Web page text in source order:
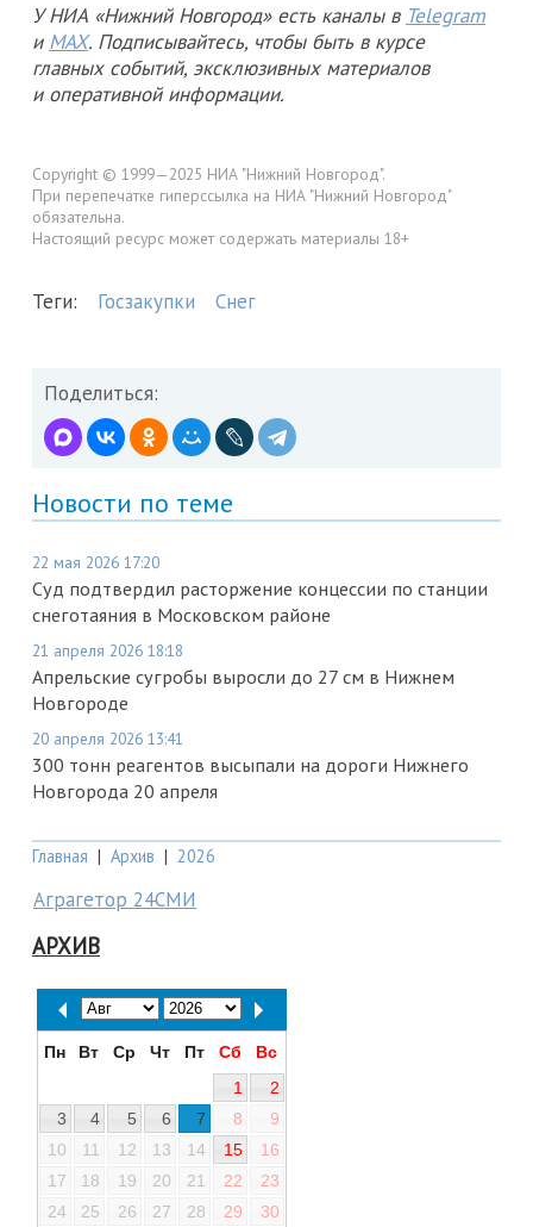
У НИА «Нижний Новгород» есть каналы в Telegram
и MAX. Подписывайтесь, чтобы быть в курсе
главных событий, эксклюзивных материалов
и оперативной информации.
Copyright © 1999—2025 НИА "Нижний Новгород".
При перепечатке гиперссылка на НИА "Нижний Новгород"
обязательна.
Настоящий ресурс может содержать материалы 18+
Теги: Госзакупки Снег
Поделиться:
Новости по теме
22 мая 2026 17:20
Суд подтвердил расторжение концессии по станции
снеготаяния в Московском районе
21 апреля 2026 18:18
Апрельские сугробы выросли до 27 см в Нижнем
Новгороде
20 апреля 2026 13:41
300 тонн реагентов высыпали на дороги Нижнего
Новгорода 20 апреля
Главная | Архив | 2026
Аграгетор 24СМИ
АРХИВ
Пн Вт Ср Чт Пт Сб
Вс
1
2
3
4 5 6 7 8
9
10
11 12 13 14 15
16
17
18 19 20 21 22
23
24
25 26 27 28 29
30